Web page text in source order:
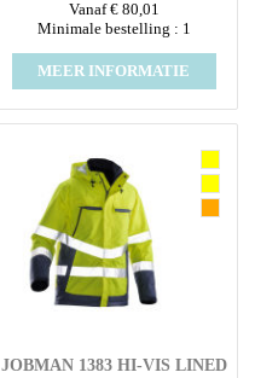
Vanaf € 80,01
Minimale bestelling : 1
MEER INFORMATIE
JOBMAN 1383 HI-VIS LINED